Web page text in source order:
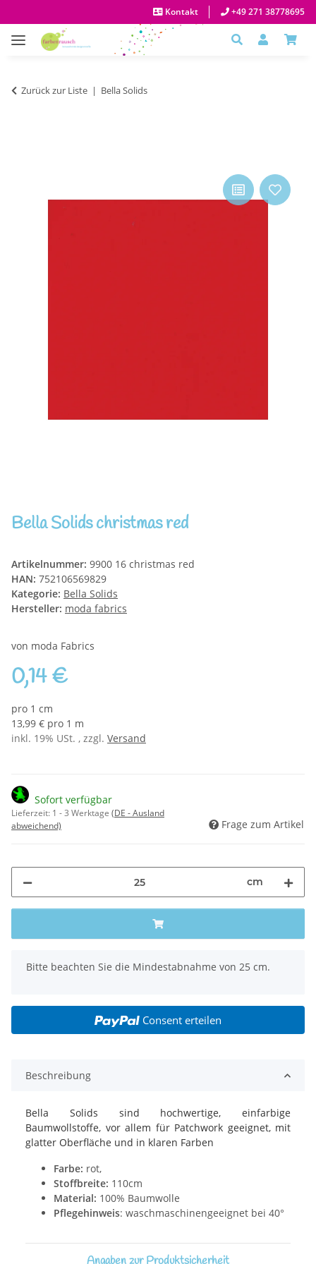
Kontakt +49 271 38778695
Zurück zur Liste Bella Solids
Bella Solids christmas red
Artikelnummer: 9900 16 christmas red
HAN: 752106569829
Kategorie: Bella Solids
Hersteller: moda fabrics
von moda Fabrics
0,14 €
pro 1 cm
13,99 € pro 1 m
inkl. 19% USt. , zzgl. Versand
Sofort verfügbar
Lieferzeit: 1 - 3 Werktage (DE - Ausland
abweichend)
Frage zum Artikel
cm
x
Bitte beachten Sie die Mindestabnahme von 25 cm.
Consent erteilen
Beschreibung
Bella Solids sind hochwertige, einfarbige
Baumwollstoffe, vor allem für Patchwork geeignet, mit
glatter Oberfläche und in klaren Farben
Farbe: rot,
Stoffbreite: 110cm
Material: 100% Baumwolle
Pflegehinweis: waschmaschinengeeignet bei 40°
Angaben zur Produktsicherheit